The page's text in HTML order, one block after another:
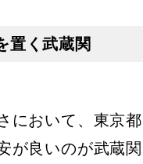
置く武蔵関
において、東京
が良いのが武蔵